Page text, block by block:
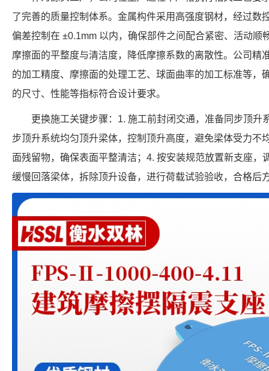
了完善的质量控制体系。金属构件采用高强度钢材，经过数
偏差控制在 ±0.1mm 以内，确保部件之间配合紧密、活动顺
摩擦面的平整度与清洁度，降低摩擦系数的离散性。公司精
的加工精度、摩擦面的处理工艺、球面曲率的加工标准等，
的尺寸、性能等指标符合设计要求。
更换施工关键步骤：1. 施工前封闭交通，准备同步顶升
步顶升系统均匀顶升梁体，控制顶升高度，避免梁体受力不
面残留物，确保表面平整清洁；4. 按安装规范放置新支座，
缓慢回落梁体，拆除顶升设备，进行荷载试验验收，合格后